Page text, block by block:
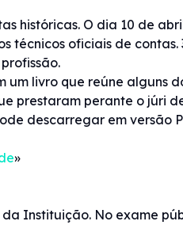
históricas. O dia 10 de
técnicos oficiais de
um livro que reúne alguns
prestaram perante o júri
descarregar em versão
»
Instituição. No exame